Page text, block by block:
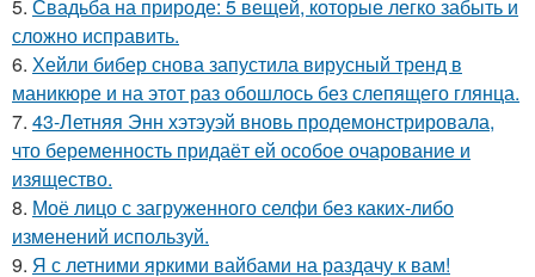
5. Свадьба на природе: 5 вещей, которые легко забыть и
сложно исправить.
6. Хейли бибер снова запустила вирусный тренд в
маникюре и на этот раз обошлось без слепящего глянца.
7. 43-Летняя Энн хэтэуэй вновь продемонстрировала,
что беременность придаёт ей особое очарование и
изящество.
8. Моё лицо с загруженного селфи без каких-либо
изменений используй.
9. Я с летними яркими вайбами на раздачу к вам!